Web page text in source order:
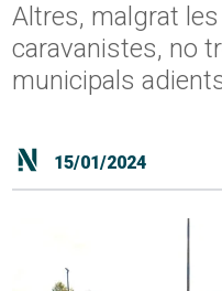
Altres, malgrat
caravanistes, no
municipals
15/01/2024